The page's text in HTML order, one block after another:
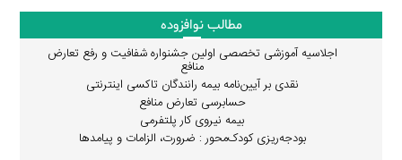
مطالب نوافزوده
اجلاسیه آموزشی تخصصی اولین جشنواره شفافیت و رفع تعارض
منافع
نقدی بر آیین‌نامه بیمه رانندگان تاکسی اینترنتی
حسابرسی تعارض منافع
بیمه نیروی کار پلتفرمی
بودجه‌ریزی کودک‌محور : ضرورت، الزامات و پیامدها